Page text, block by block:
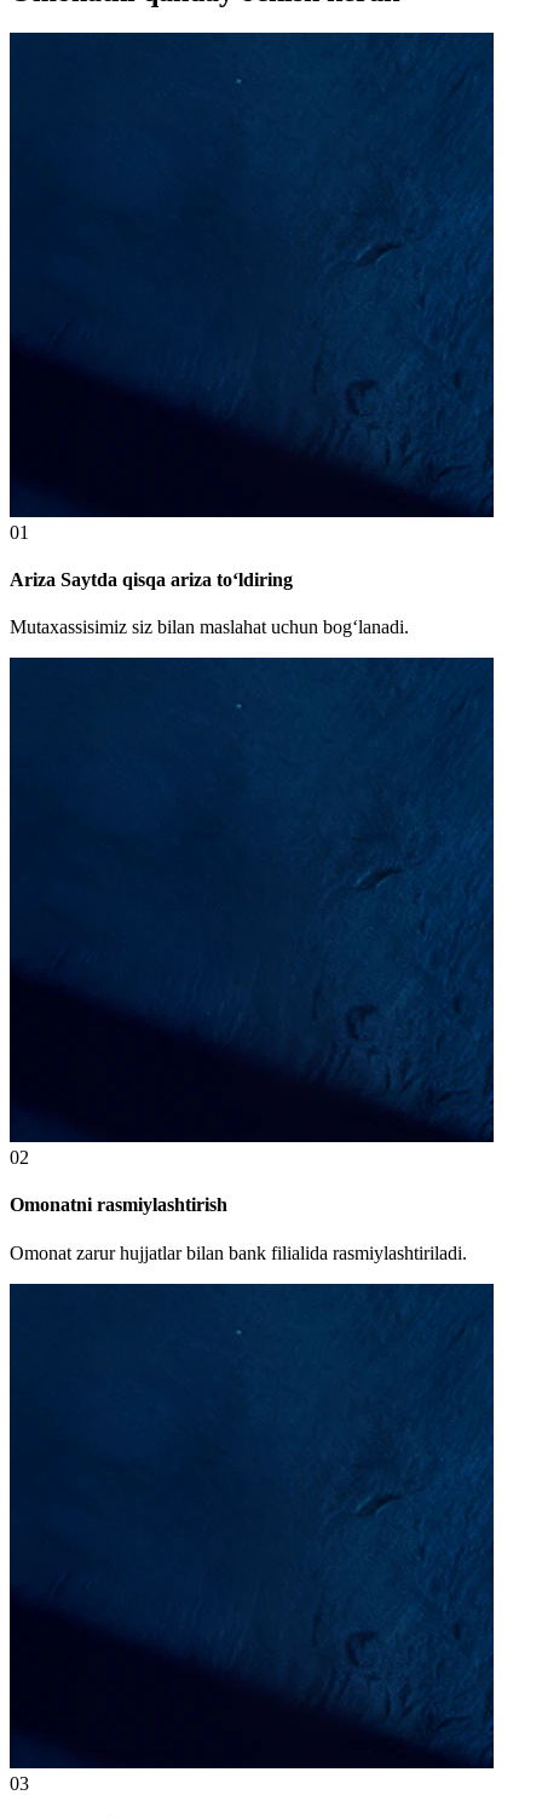
01
Ariza Saytda qisqa ariza to‘ldiring
Mutaxassisimiz siz bilan maslahat uchun bog‘lanadi.
02
Omonatni rasmiylashtirish
Omonat zarur hujjatlar bilan bank filialida rasmiylashtiriladi.
03